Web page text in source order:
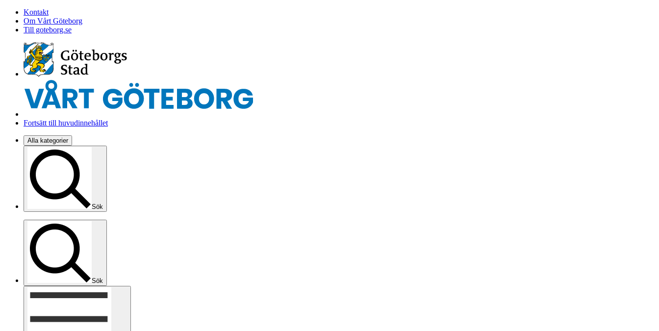
Kontakt
Om Vårt Göteborg
Till goteborg.se
Fortsätt till huvudinnehållet
Alla kategorier
Sök
Sök